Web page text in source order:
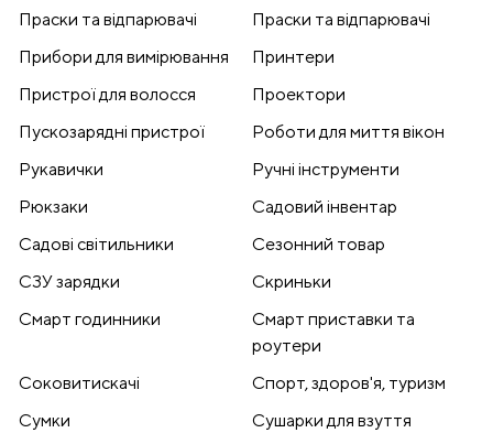
Праски та відпарювачі
Праски та відпарювачі
Прибори для вимірювання
Принтери
Пристрої для волосся
Проектори
Пускозарядні пристрої
Роботи для миття вікон
Рукавички
Ручні інструменти
Рюкзаки
Садовий інвентар
Садові світильники
Сезонний товар
СЗУ зарядки
Скриньки
Смарт годинники
Смарт приставки та
роутери
Соковитискачі
Спорт, здоров'я, туризм
Сумки
Сушарки для взуття